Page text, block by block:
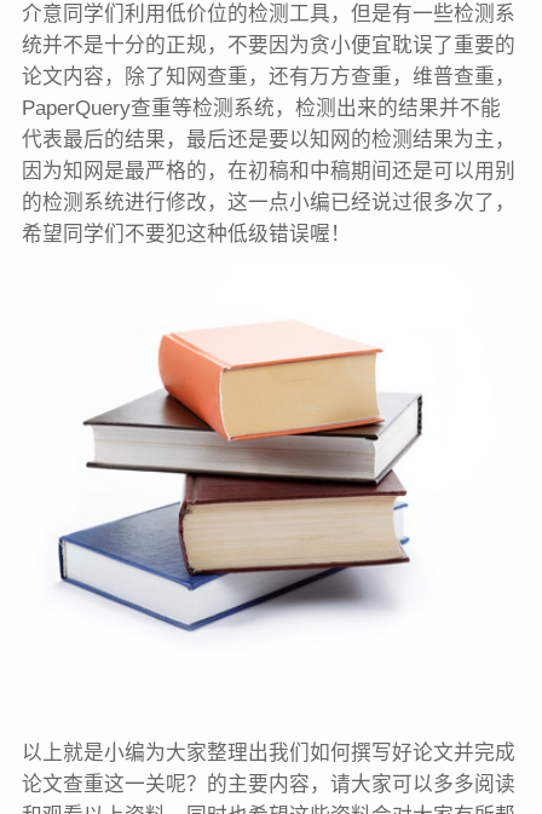
介意同学们利用低价位的检测工具，但是有一些检测系
统并不是十分的正规，不要因为贪小便宜耽误了重要的
论文内容，除了知网查重，还有万方查重，维普查重，
PaperQuery查重等检测系统，检测出来的结果并不能
代表最后的结果，最后还是要以知网的检测结果为主，
因为知网是最严格的，在初稿和中稿期间还是可以用别
的检测系统进行修改，这一点小编已经说过很多次了，
希望同学们不要犯这种低级错误喔！
以上就是小编为大家整理出我们如何撰写好论文并完成
论文查重这一关呢？的主要内容，请大家可以多多阅读